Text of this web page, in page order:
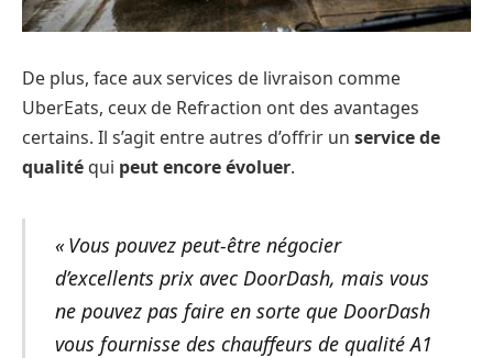
De plus, face aux services de livraison comme
UberEats, ceux de Refraction ont des avantages
certains. Il s’agit entre autres d’offrir un service de
qualité qui peut encore évoluer.
« Vous pouvez peut-être négocier
d’excellents prix avec DoorDash, mais vous
ne pouvez pas faire en sorte que DoorDash
vous fournisse des chauffeurs de qualité A1